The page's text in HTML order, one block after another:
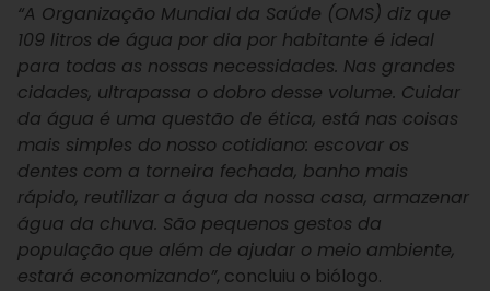
“A Organização Mundial da Saúde (OMS) diz que
109 litros de água por dia por habitante é ideal
para todas as nossas necessidades. Nas grandes
cidades, ultrapassa o dobro desse volume. Cuidar
da água é uma questão de ética, está nas coisas
mais simples do nosso cotidiano: escovar os
dentes com a torneira fechada, banho mais
rápido, reutilizar a água da nossa casa, armazenar
água da chuva. São pequenos gestos da
população que além de ajudar o meio ambiente,
estará economizando”, concluiu o biólogo.